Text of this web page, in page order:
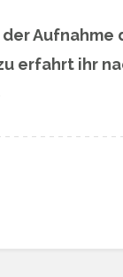
Aufnahme
erfahrt ihr